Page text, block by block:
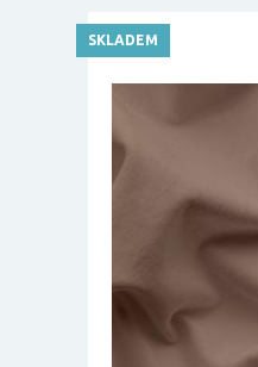
SKLADEM